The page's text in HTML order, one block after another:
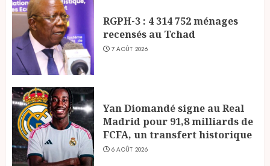
RGPH-3 : 4 314 752 ménages
recensés au Tchad
7 AOÛT 2026
Yan Diomandé signe au Real
Madrid pour 91,8 milliards de
FCFA, un transfert historique
6 AOÛT 2026